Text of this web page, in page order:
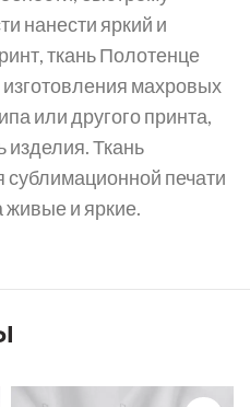
нанести яркий и
ткань Полотенце
махровых
или другого принта,
изделия. Ткань
печати
живые и яркие.